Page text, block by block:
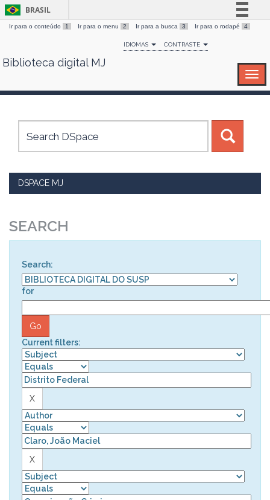
Skip
BRASIL
Simplifique!
Comunica BR
Canais
Ir para o conteúdo 1 Ir para o menu 2 Ir para a busca 3 Ir para o rodapé 4
IDIOMAS CONTRASTE
Biblioteca digital MJ
DSPACE MJ
SEARCH
Search:
for
Current filters: